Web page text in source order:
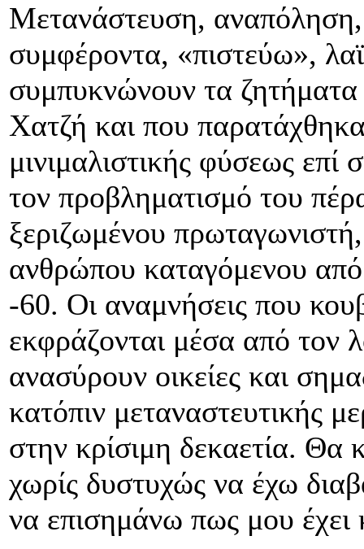
Μετανάστευση, αναπόληση,
συμφέροντα, «πιστεύω»,
συμπυκνώνουν τα
Χατζή και που
μινιμαλιστικής φύσεως
τον προβληματισμό του
ξεριζωμένου
ανθρώπου καταγόμενου
-60. Οι αναμνήσεις που
εκφράζονται μέσα από τον
ανασύρουν οικείες και
κατόπιν μεταναστευτικής
στην κρίσιμη δεκαετία. Θα
χωρίς δυστυχώς να έχω
να επισημάνω πως μου έχει